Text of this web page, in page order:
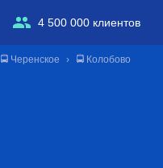
4 500 000 клиентов
🚍 Черенское 🚍 Колобово